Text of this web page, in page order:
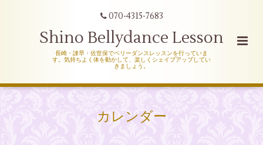
070-4315-7683
Shino Bellydance Lesson
長崎・諌早・佐世保でベリーダンスレッスンを行っていま
す。気持ちよく体を動かして、楽しくシェイプアップしてい
きましょう。
カレンダー